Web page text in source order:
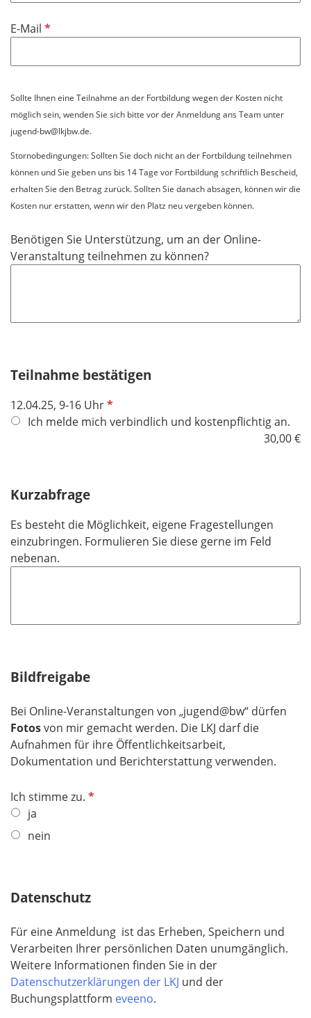
c
t
e
l
d
E-Mail P
c
h
t
e
l
d
Sollte Ihnen eine Teilnahme an der Fortbildung wegen der Kosten nicht
möglich sein, wenden Sie sich bitte vor der Anmeldung ans Team unter
jugend-bw@lkjbw.de.
Stornobedingungen: Sollten Sie doch nicht an der Fortbildung teilnehmen
können und Sie geben uns bis 14 Tage vor Fortbildung schriftlich Bescheid,
erhalten Sie den Betrag zurück. Sollten Sie danach absagen, können wir die
Kosten nur erstatten, wenn wir den Platz neu vergeben können.
Benötigen Sie Unterstützung, um an der Online-
Veranstaltung teilnehmen zu können?
Teilnahme bestätigen
12.04.25, 9-16 UhrP
f
f
e
d
Ich melde mich verbindlich und kostenpflichtig an.
30,00 €
Kurzabfrage
Es besteht die Möglichkeit, eigene Fragestellungen
einzubringen. Formulieren Sie diese gerne im Feld
nebenan.
Bildfreigabe
Bei Online-Veranstaltungen von „jugend@bw“ dürfen
Fotosvon mir gemacht werden. Die LKJ darfdie
Aufnahmen für ihre Öffentlichkeitsarbeit,
Dokumentation und Berichterstattung verwenden.
Ich stimme zu. P
t
e
l
d
ja
nein
Datenschutz
Für eine Anmeldung ist das Erheben, Speichern und
Verarbeiten Ihrer persönlichen Daten unumgänglich.
Weitere Informationen finden Sie in der
Datenschutzerklärungen der LKJ und der
Buchungsplattform eveeno.